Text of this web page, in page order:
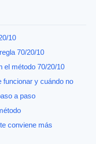
10
70/20/10
el método 70/20/10
funcionar y cuándo no
a paso
conviene más